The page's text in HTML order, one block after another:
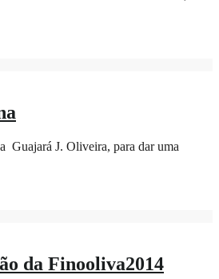
J. Oliveira, para dar uma
da Finooliva2014